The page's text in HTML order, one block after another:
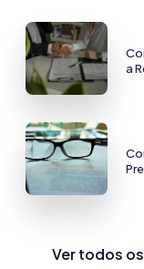
a
Ver todos